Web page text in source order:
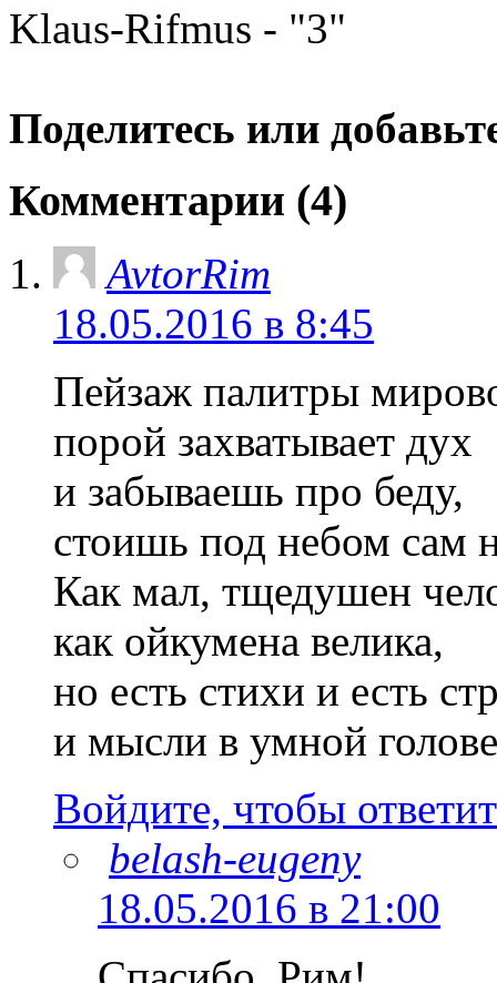
Klaus-Rifmus - "3"
Поделитесь или
Комментарии (4)
AvtorRim
18.05.2016 в 8:45
Пейзаж палитры
порой захватывает дух
и забываешь про беду,
стоишь под небом сам
Как мал, тщедушен
как ойкумена велика,
но есть стихи и есть
и мысли в умной
Войдите, чтобы
belash-eugeny
18.05.2016 в 21:00